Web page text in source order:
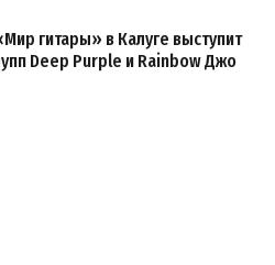
гитары» в Калуге выступит
Deep Purple и Rainbow Джо